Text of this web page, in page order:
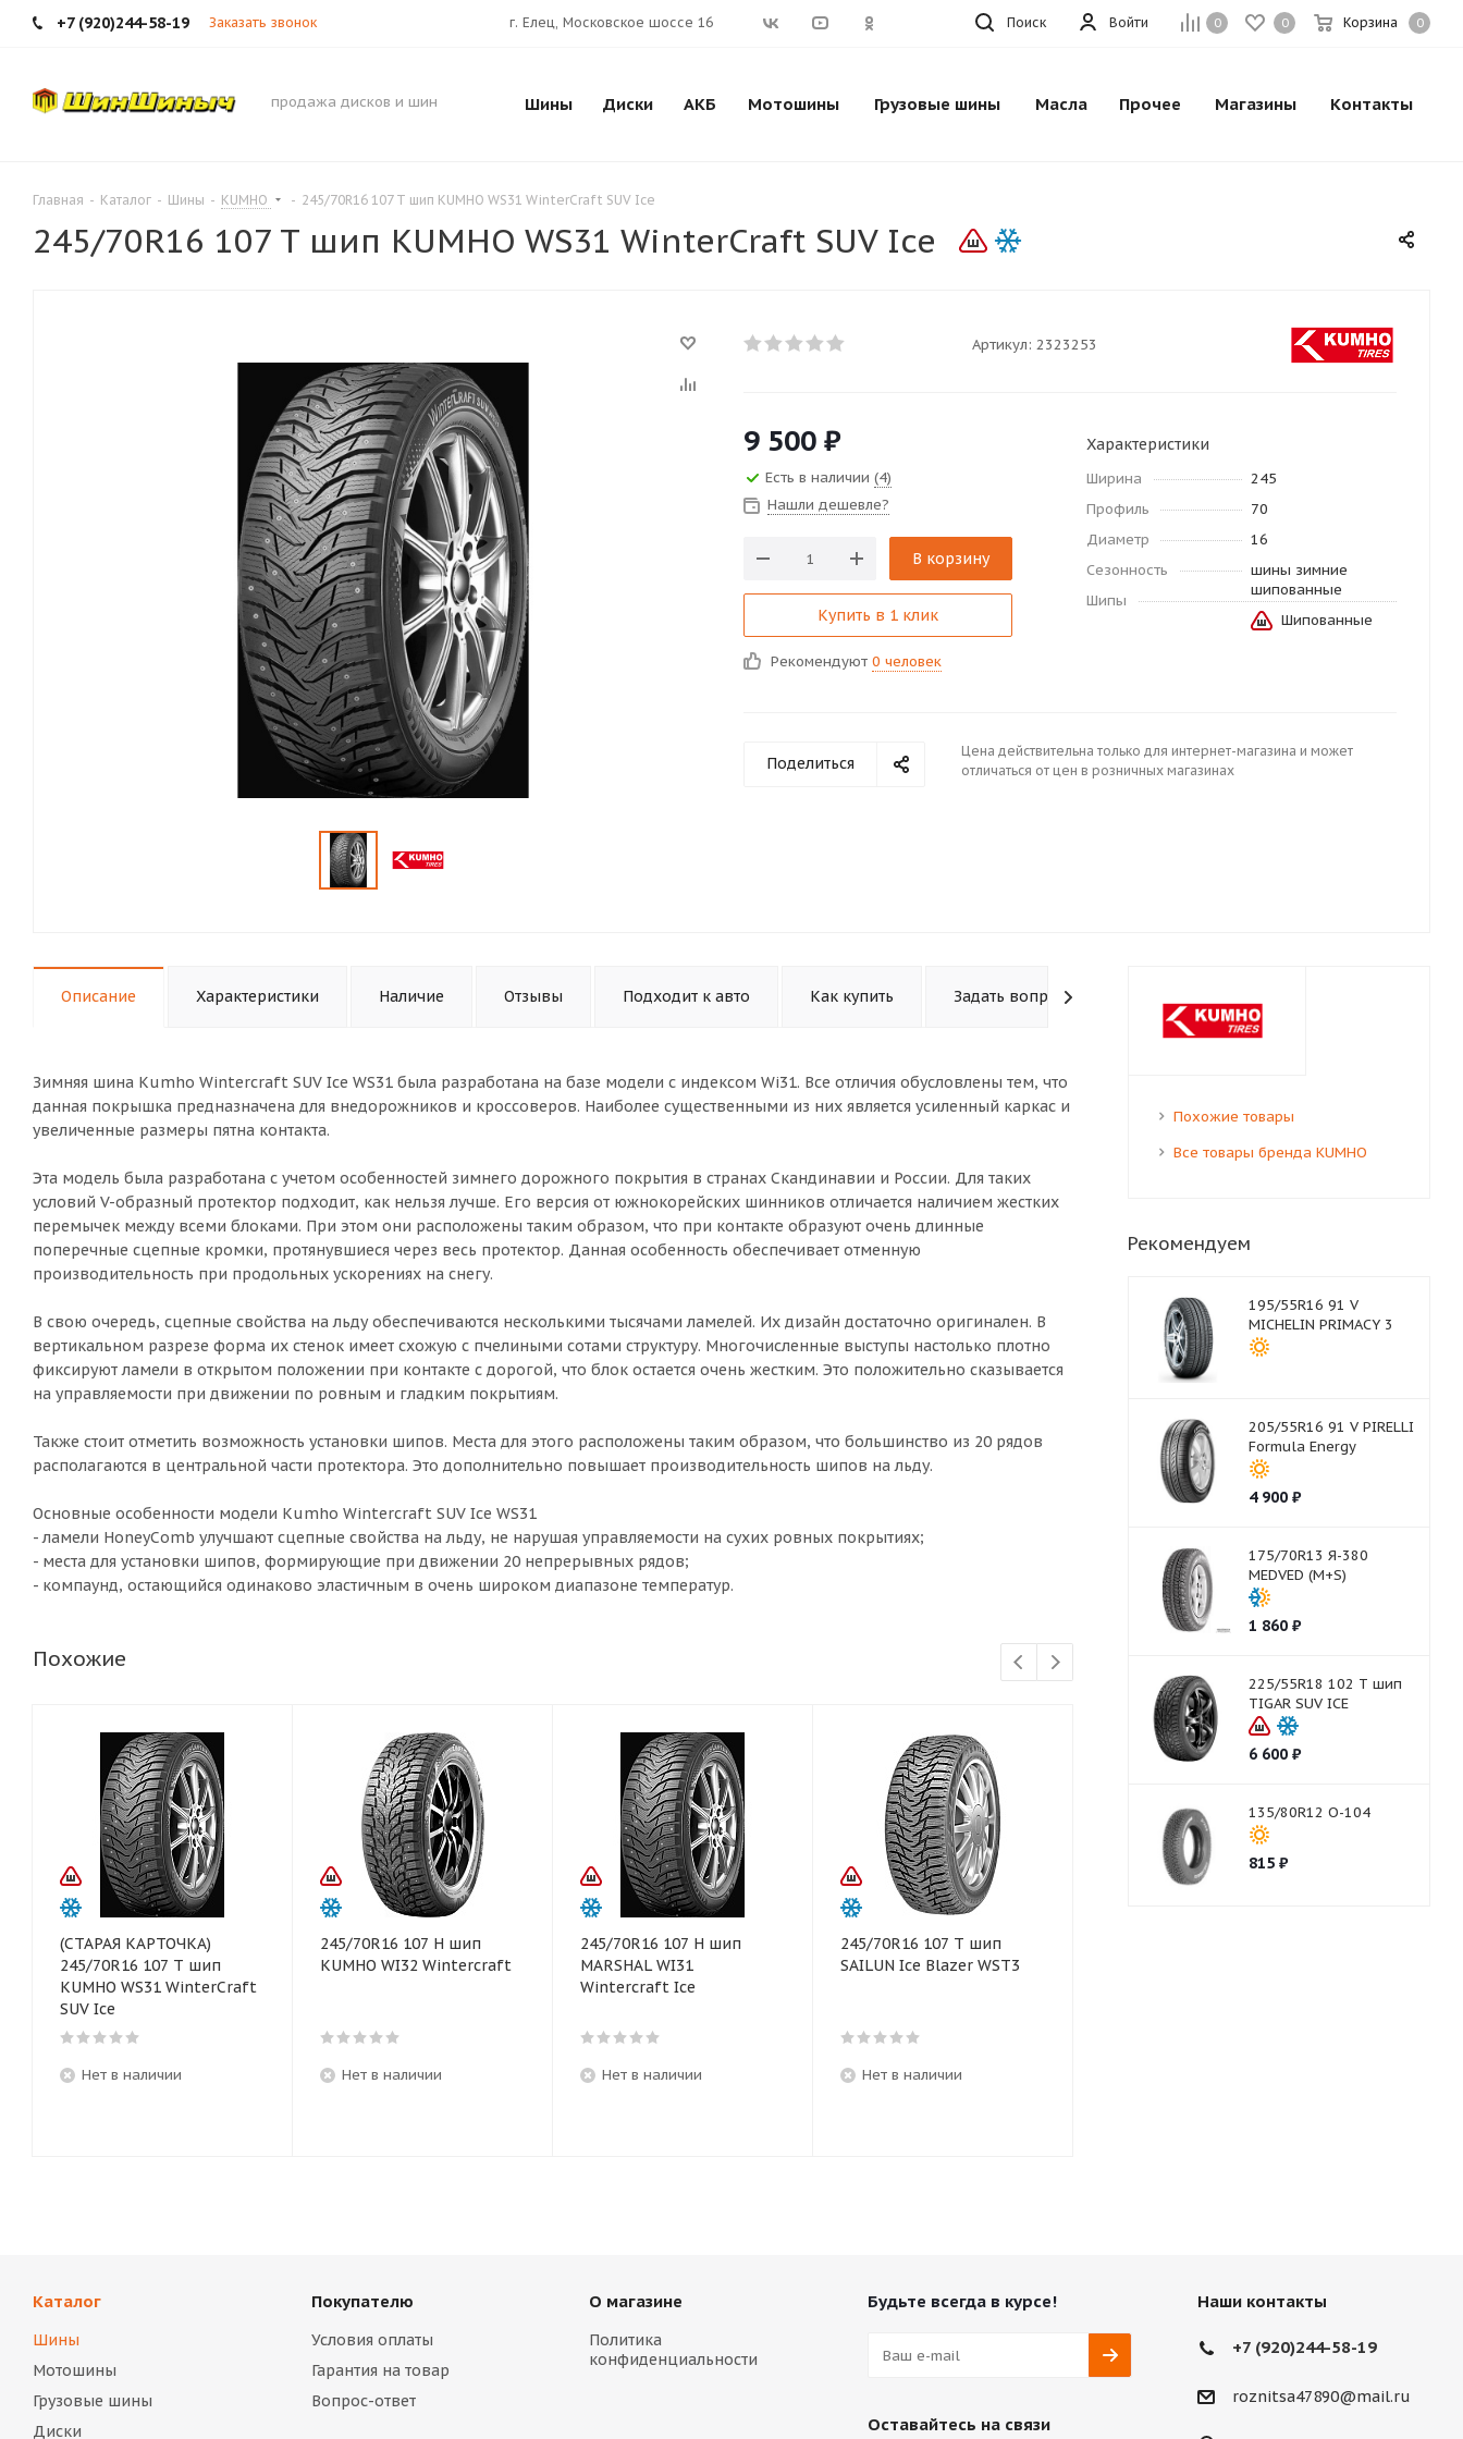
+7 (920)244-58-19 Заказать звонок 0 0 Корзина 0
Войти
г. Елец, Московское шоссе 16 Поиск
продажа дисков и шин Шины Диски АКБ Мотошины Грузовые шины Масла Прочее Магазины Контакты
Главная - Каталог - Шины - KUMHO - 245/70R16 107 T шип KUMHO WS31 WinterCraft SUV Ice
245/70R16 107 T шип KUMHO WS31 WinterCraft SUV Ice
Артикул: 2323253
9 500 ₽
Есть в наличии (4)
Нашли дешевле?
В корзину
Купить в 1 клик
Рекомендуют 0 человек
Характеристики
Ширина
245
Профиль
70
Диаметр
16
Сезонность
шины зимние
шипованные
Шипы
Шипованные
Поделиться
Цена действительна только для интернет-магазина и может
отличаться от цен в розничных магазинах
Описание Характеристики Наличие Отзывы Подходит к авто Как купить Задать вопрос
Зимняя шина Kumho Wintercraft SUV Ice WS31 была разработана на базе модели с индексом Wi31. Все отличия обусловлены тем, что
данная покрышка предназначена для внедорожников и кроссоверов. Наиболее существенными из них является усиленный каркас и
увеличенные размеры пятна контакта.
Эта модель была разработана с учетом особенностей зимнего дорожного покрытия в странах Скандинавии и России. Для таких
условий V-образный протектор подходит, как нельзя лучше. Его версия от южнокорейских шинников отличается наличием жестких
перемычек между всеми блоками. При этом они расположены таким образом, что при контакте образуют очень длинные
поперечные сцепные кромки, протянувшиеся через весь протектор. Данная особенность обеспечивает отменную
производительность при продольных ускорениях на снегу.
В свою очередь, сцепные свойства на льду обеспечиваются несколькими тысячами ламелей. Их дизайн достаточно оригинален. В
вертикальном разрезе форма их стенок имеет схожую с пчелиными сотами структуру. Многочисленные выступы настолько плотно
фиксируют ламели в открытом положении при контакте с дорогой, что блок остается очень жестким. Это положительно сказывается
на управляемости при движении по ровным и гладким покрытиям.
Также стоит отметить возможность установки шипов. Места для этого расположены таким образом, что большинство из 20 рядов
располагаются в центральной части протектора. Это дополнительно повышает производительность шипов на льду.
Основные особенности модели Kumho Wintercraft SUV Ice WS31
- ламели HoneyComb улучшают сцепные свойства на льду, не нарушая управляемости на сухих ровных покрытиях;
- места для установки шипов, формирующие при движении 20 непрерывных рядов;
- компаунд, остающийся одинаково эластичным в очень широком диапазоне температур.
Похожие
(СТАРАЯ КАРТОЧКА)
245/70R16 107 T шип
KUMHO WS31 WinterCraft
SUV Ice
Нет в наличии
245/70R16 107 H шип
KUMHO WI32 Wintercraft
Нет в наличии
245/70R16 107 H шип
MARSHAL WI31
Wintercraft Ice
Нет в наличии
245/70R16 107 T шип
SAILUN Ice Blazer WST3
Нет в наличии
Похожие товары
Все товары бренда KUMHO
Рекомендуем
195/55R16 91 V
MICHELIN PRIMACY 3
205/55R16 91 V PIRELLI
Formula Energy
4 900₽
175/70R13 Я-380
MEDVED (M+S)
1 860₽
225/55R18 102 T шип
TIGAR SUV ICE
6 600₽
135/80R12 О-104
815₽
Каталог
Шины
Мотошины
Грузовые шины
Диски
Покупателю
Условия оплаты
Гарантия на товар
Вопрос-ответ
О магазине
Политика
конфиденциальности
Будьте всегда в курсе!
Оставайтесь на связи
Наши контакты
+7 (920)244-58-19
roznitsa47890@mail.ru